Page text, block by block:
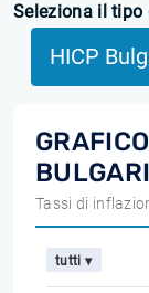
Seleziona il
HICP
Tassi di
tutti ▾